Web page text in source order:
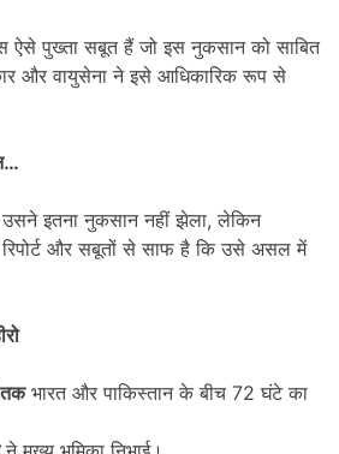
ऐसे पुख्ता सबूत हैं जो इस नुकसान को साबित
और वायुसेना ने इसे आधिकारिक रूप से
उसने इतना नुकसान नहीं झेला, लेकिन
रिपोर्ट और सबूतों से साफ है कि उसे असल में
तकभारत और पाकिस्तान के बीच 72 घंटे का